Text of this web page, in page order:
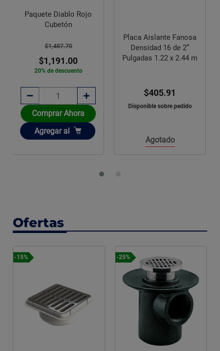
Paquete Diablo Rojo
Cubetón
$1,487.70
$1,191.00
20% de descuento
Comprar Ahora
Añadir
Agregar al
Placa Aislante Fanosa
Densidad 16 de 2”
Pulgadas 1.22 x 2.44 m
$405.91
Disponible sobre pedido
Agotado
Ofertas
-15% -25%